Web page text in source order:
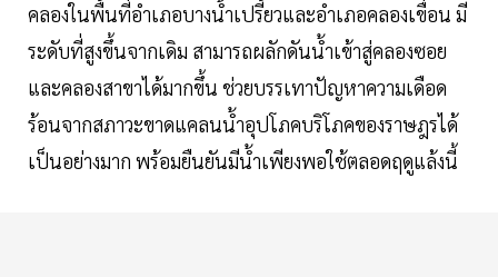
คลองในพื้นที่อำเภอบางน้ำเปรี้ยวและอำเภอคลองเขื่อน มี
ระดับที่สูงขึ้นจากเดิม สามารถผลักดันน้ำเข้าสู่คลองซอย
และคลองสาขาได้มากขึ้น ช่วยบรรเทาปัญหาความเดือด
ร้อนจากสภาวะขาดแคลนน้ำอุปโภคบริโภคของราษฎรได้
เป็นอย่างมาก พร้อมยืนยันมีน้ำเพียงพอใช้ตลอดฤดูแล้งนี้